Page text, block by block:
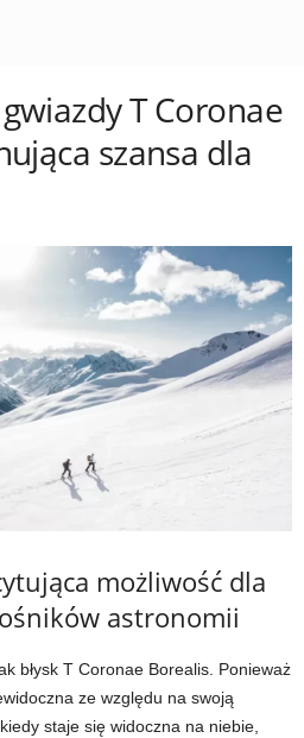
T Coronae
szansa dla
możliwość dla
astronomii
błysk T Coronae Borealis. Ponieważ
ze względu na swoją
staje się widoczna na niebie,